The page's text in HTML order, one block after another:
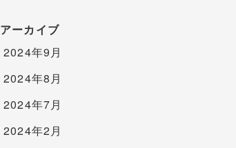
アーカイブ
2024年9月
2024年8月
2024年7月
2024年2月